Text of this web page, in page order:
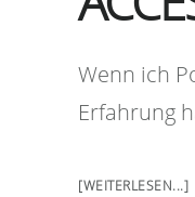
Wenn ich
Erfahrung
[WEITERLESEN...]